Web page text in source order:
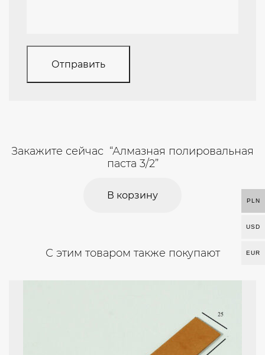
Закажите сейчас “Алмазная полировальная
паста 3/2”
В корзину
С этим товаром также покупают
PLN
USD
EUR